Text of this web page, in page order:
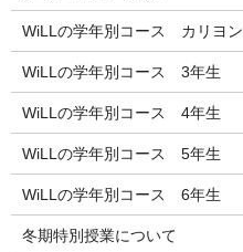
WiLLの学年別コース カリヨン
WiLLの学年別コース 3年生
WiLLの学年別コース 4年生
WiLLの学年別コース 5年生
WiLLの学年別コース 6年生
冬期特別授業について